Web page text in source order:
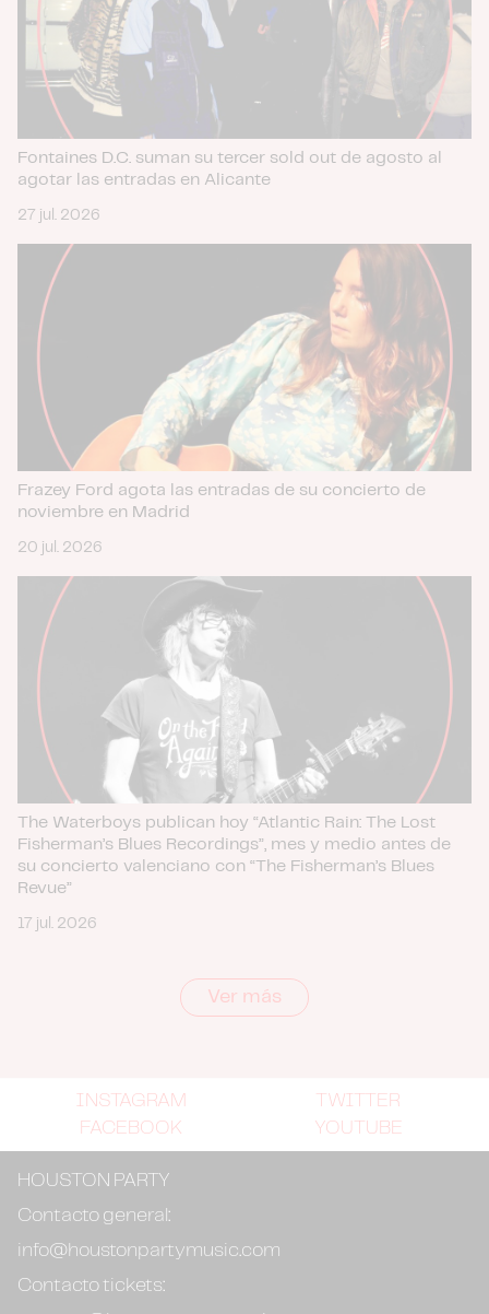
Fontaines D.C. suman su tercer sold out de agosto al
agotar las entradas en Alicante
27 jul. 2026
Frazey Ford agota las entradas de su concierto de
noviembre en Madrid
20 jul. 2026
The Waterboys publican hoy “Atlantic Rain: The Lost
Fisherman’s Blues Recordings”, mes y medio antes de
su concierto valenciano con “The Fisherman’s Blues
Revue”
17 jul. 2026
Ver más
INSTAGRAM
TWITTER
FACEBOOK
YOUTUBE
HOUSTON PARTY
Contacto general:
info@houstonpartymusic.com
Contacto tickets: